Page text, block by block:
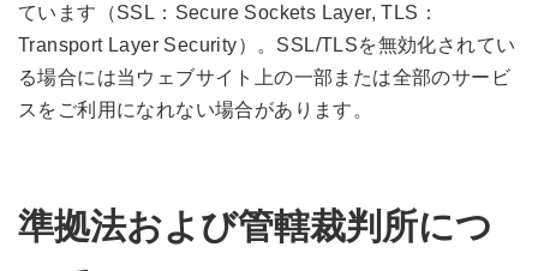
ています（SSL：Secure Sockets Layer, TLS：
Transport Layer Security）。SSL/TLSを無効化されてい
る場合には当ウェブサイト上の一部または全部のサービ
スをご利用になれない場合があります。
準拠法および管轄裁判所につ